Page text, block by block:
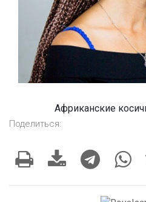
Африканские
Поделиться: